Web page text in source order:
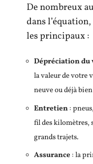
De nombreux
dans
les principaux :
Dépréciation du
la valeur de votre
neuve ou déjà
Entretien:
fil des kilomètres,
grands trajets.
Assurance : la